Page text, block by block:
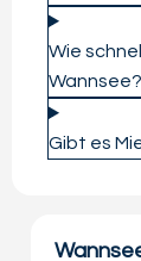
Wie
Wannsee?
Gibt es